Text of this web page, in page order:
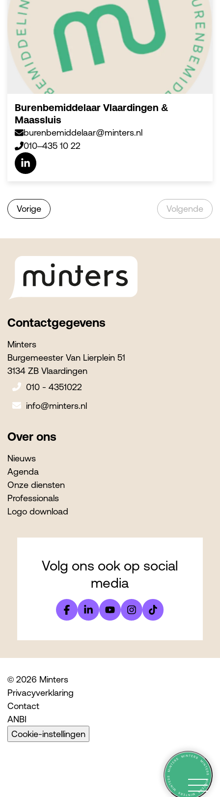
Burenbemiddelaar Vlaardingen &
Maassluis
burenbemiddelaar@minters.nl
010–435 10 22
Vorige Volgende
Contactgegevens
Minters
Burgemeester Van Lierplein 51
3134 ZB Vlaardingen
010 - 4351022
info@minters.nl
Over ons
Nieuws
Agenda
Onze diensten
Professionals
Logo download
Volg ons ook op social
media
© 2026 Minters
Privacyverklaring
Contact
ANBI
Cookie-instellingen